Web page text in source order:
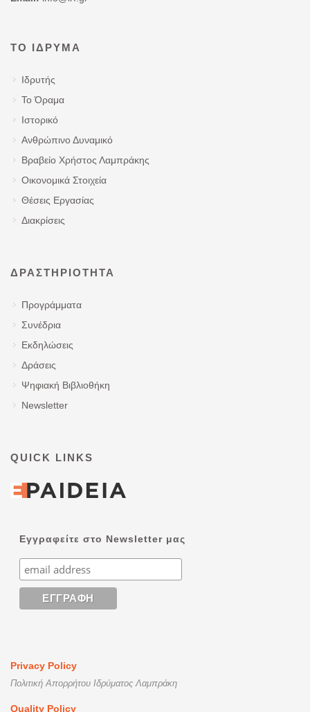
ΤΟ ΊΔΡΥΜΑ
Ιδρυτής
Το Όραμα
Ιστορικό
Ανθρώπινο Δυναμικό
Βραβείο Χρήστος Λαμπράκης
Οικονομικά Στοιχεία
Θέσεις Εργασίας
Διακρίσεις
ΔΡΑΣΤΗΡΙΌΤΗΤΑ
Προγράμματα
Συνέδρια
Εκδηλώσεις
Δράσεις
Ψηφιακή Βιβλιοθήκη
Newsletter
QUICK LINKS
Εγγραφείτε στο Newsletter μας
Privacy Policy
Πολιτική Απορρήτου Ιδρύματος Λαμπράκη
Quality Policy